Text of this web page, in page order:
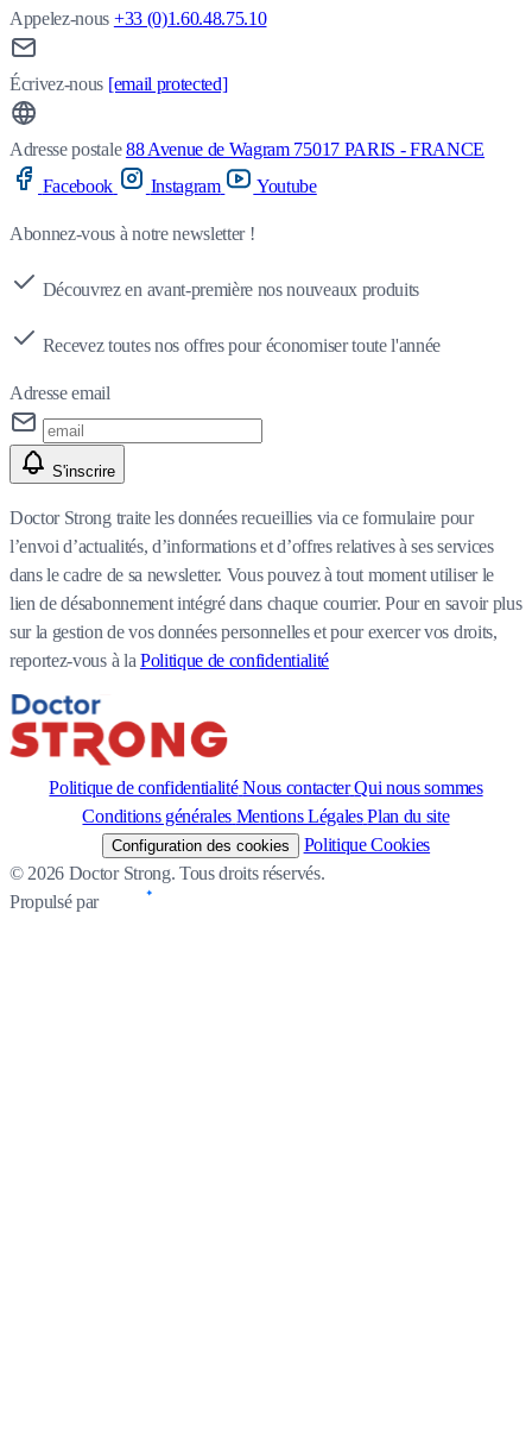
Appelez-nous +33 (0)1.60.48.75.10
Écrivez-nous [email protected]
Adresse postale 88 Avenue de Wagram 75017 PARIS - FRANCE
Facebook
Instagram Youtube
Abonnez-vous à notre newsletter !
Découvrez en avant-première nos nouveaux produits
Recevez toutes nos offres pour économiser toute l'année
Adresse email
S'inscrire
Doctor Strong traite les données recueillies via ce formulaire pour
l’envoi d’actualités, d’informations et d’offres relatives à ses services
dans le cadre de sa newsletter. Vous pouvez à tout moment utiliser le
lien de désabonnement intégré dans chaque courrier. Pour en savoir plus
sur la gestion de vos données personnelles et pour exercer vos droits,
reportez-vous à la Politique de confidentialité
Politique de confidentialité Nous contacter Qui nous sommes
Conditions générales Mentions Légales Plan du site
Configuration des cookies
Politique Cookies
© 2026 Doctor Strong. Tous droits réservés.
Propulsé par